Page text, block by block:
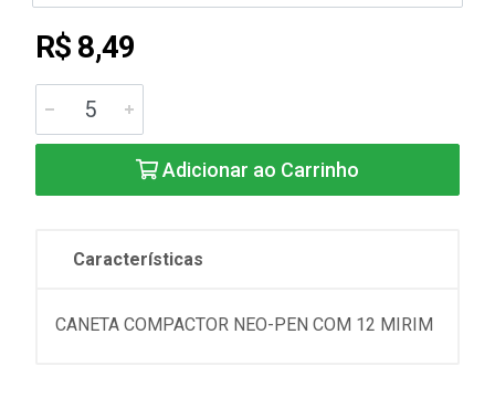
R$ 8,49
Adicionar ao Carrinho
Características
CANETA COMPACTOR NEO-PEN COM 12 MIRIM